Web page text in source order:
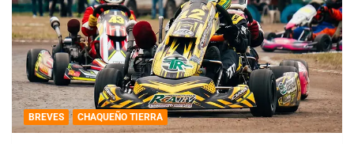
BREVES CHAQUEÑO TIERRA